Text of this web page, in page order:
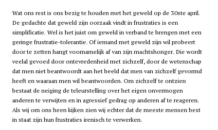
Wat ons rest is ons bezig te houden met het geweld op de 30ste april.
De gedachte dat geweld zijn oorzaak vindt in frustraties is een
simplificatie. Wel is het juist om geweld in verband te brengen met een
geringe frustratie-tolerantie. Of iemand met geweld zijn wil probeert
door te zetten hangt voornamelijk af van zijn machtshonger. Die wordt
veelal gevoed door ontevredenheid met zichzelf, door de wetenschap
dat men niet beantwoordt aan het beeld dat men van zichzelf gevormd
heeft en waaraan men wil beantwoorden. Om zichzelf te ontzien
bestaat de neiging de teleurstelling over het eigen onvermogen
anderen te verwijten en in agressief gedrag op anderen af te reageren.
Als wij om ons heen kijken zien wij echter dat de meeste mensen best
in staat zijn hun frustraties irenisch te verwerken.